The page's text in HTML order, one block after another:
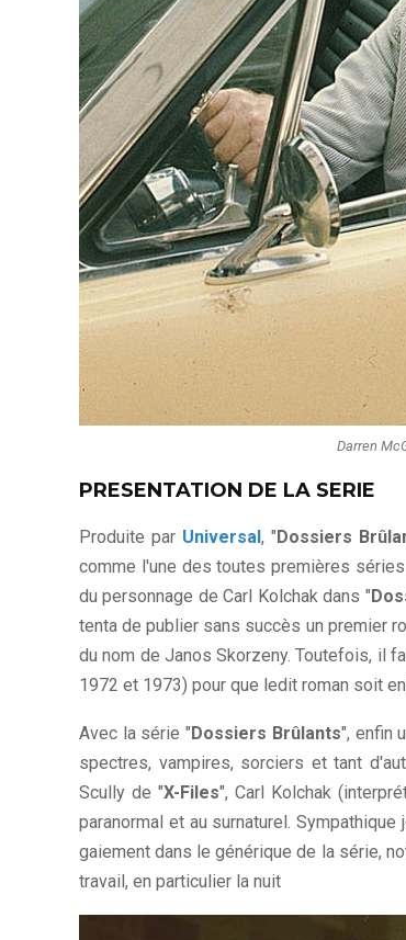
Darren
PRESENTATION DE LA SERIE
Produite par Universal, "Dossiers
comme l'une des toutes premières
du personnage de Carl Kolchak dans "
tenta de publier sans succès un premier
du nom de Janos Skorzeny. Toutefois, il
1972 et 1973) pour que ledit roman soit
Avec la série "Dossiers Brûlants", enfin
spectres, vampires, sorciers et tant
Scully de "X-Files", Carl Kolchak
paranormal et au surnaturel.
gaiement dans le générique de la série,
travail, en particulier la nuit